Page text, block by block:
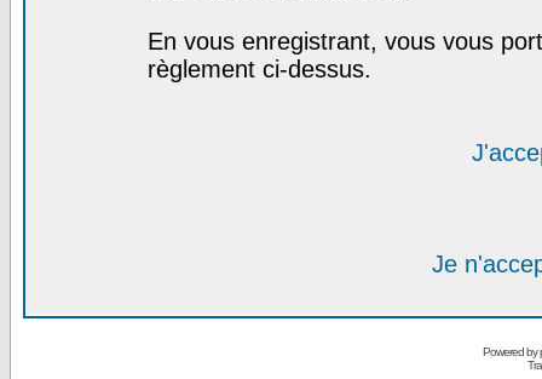
En vous enregistrant, vous vous
règlement ci-dessus.
Je
Powered by